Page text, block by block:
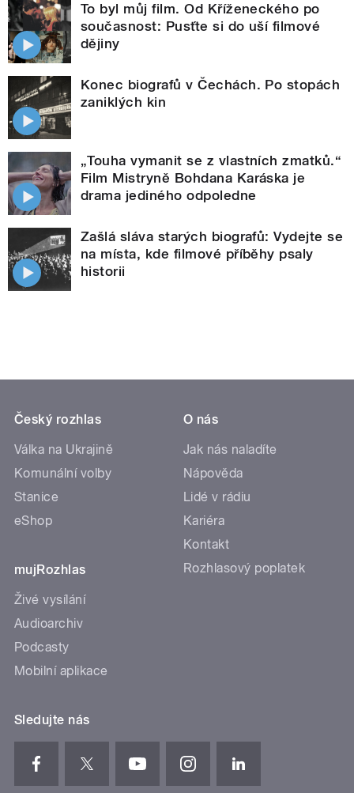
To byl můj film. Od Kříženeckého po
současnost: Pusťte si do uší filmové
dějiny
Konec biografů v Čechách. Po stopách
zaniklých kin
„Touha vymanit se z vlastních zmatků.“
Film Mistryně Bohdana Karáska je
drama jediného odpoledne
Zašlá sláva starých biografů: Vydejte se
na místa, kde filmové příběhy psaly
historii
Český rozhlas
Válka na Ukrajině
Komunální volby
Stanice
eShop
mujRozhlas
Živé vysílání
Audioarchiv
Podcasty
Mobilní aplikace
O nás
Jak nás naladíte
Nápověda
Lidé v rádiu
Kariéra
Kontakt
Rozhlasový poplatek
Sledujte nás